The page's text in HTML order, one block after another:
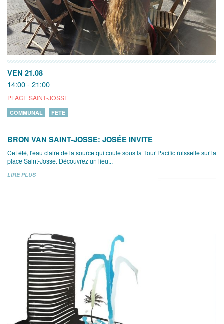
VEN 21.08
14:00 - 21:00
PLACE SAINT-JOSSE
COMMUNAL FÊTE
BRON VAN SAINT-JOSSE: JOSÉE INVITE
Cet été, l'eau claire de la source qui coule sous la Tour Pacific ruisselle sur la
place Saint-Josse. Découvrez un lieu...
LIRE PLUS